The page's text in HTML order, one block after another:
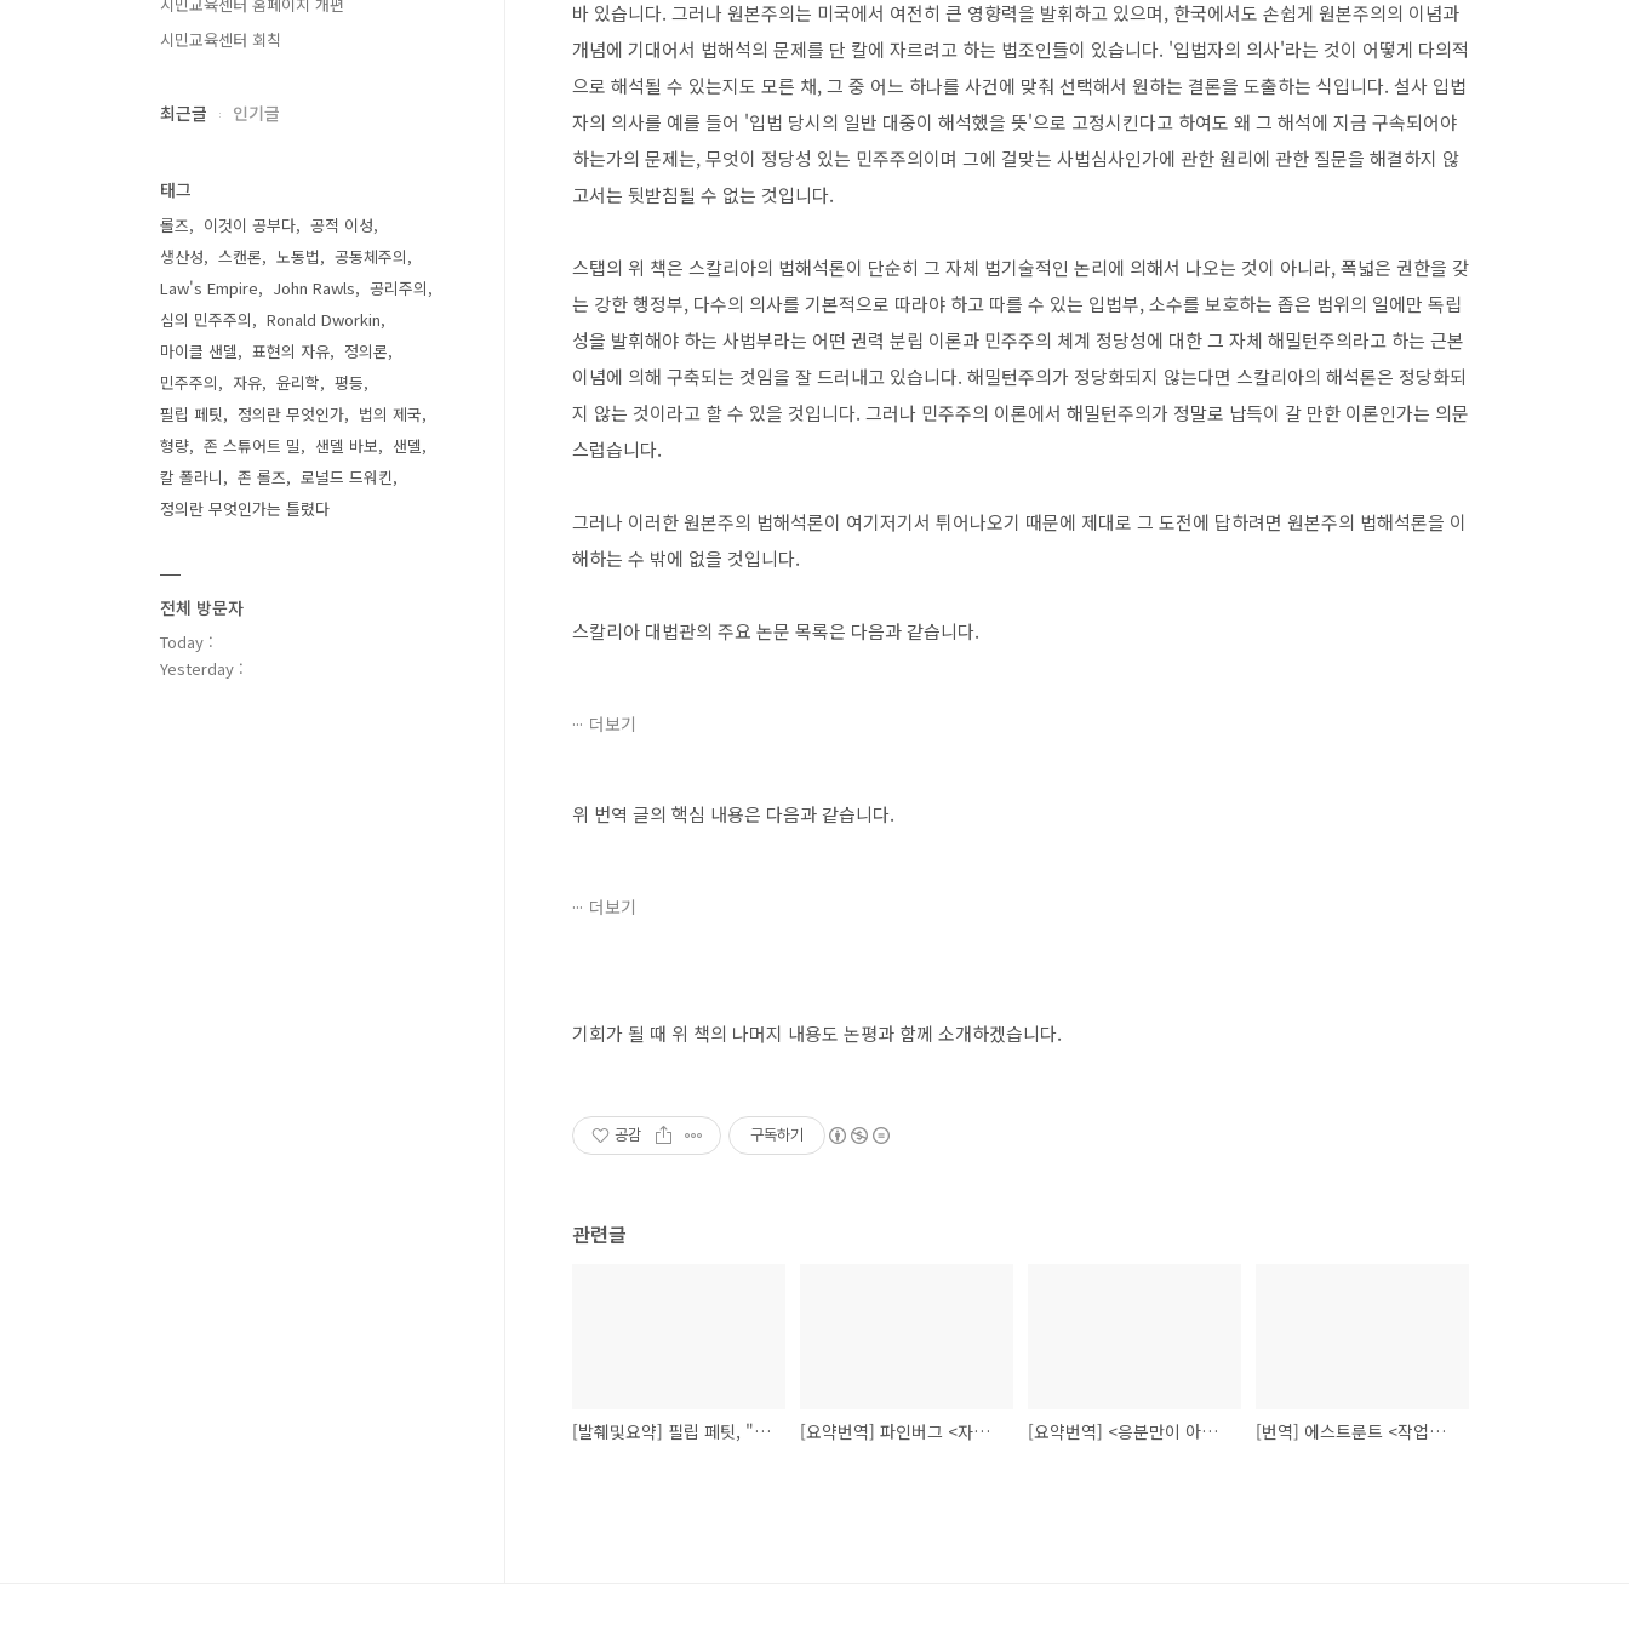
바 있습니다. 그러나 원본주의는 미국에서 여전히 큰 영향력을 발휘하고 있으며, 한국에서도 손쉽게 원본주의의 이념과
개념에 기대어서 법해석의 문제를 단 칼에 자르려고 하는 법조인들이 있습니다. '입법자의 의사'라는 것이 어떻게 다의적
으로 해석될 수 있는지도 모른 채, 그 중 어느 하나를 사건에 맞춰 선택해서 원하는 결론을 도출하는 식입니다. 설사 입법
자의 의사를 예를 들어 '입법 당시의 일반 대중이 해석했을 뜻'으로 고정시킨다고 하여도 왜 그 해석에 지금 구속되어야
하는가의 문제는, 무엇이 정당성 있는 민주주의이며 그에 걸맞는 사법심사인가에 관한 원리에 관한 질문을 해결하지 않
고서는 뒷받침될 수 없는 것입니다.
스탭의 위 책은 스칼리아의 법해석론이 단순히 그 자체 법기술적인 논리에 의해서 나오는 것이 아니라, 폭넓은 권한을 갖
는 강한 행정부, 다수의 의사를 기본적으로 따라야 하고 따를 수 있는 입법부, 소수를 보호하는 좁은 범위의 일에만 독립
성을 발휘해야 하는 사법부라는 어떤 권력 분립 이론과 민주주의 체계 정당성에 대한 그 자체 해밀턴주의라고 하는 근본
이념에 의해 구축되는 것임을 잘 드러내고 있습니다. 해밀턴주의가 정당화되지 않는다면 스칼리아의 해석론은 정당화되
지 않는 것이라고 할 수 있을 것입니다. 그러나 민주주의 이론에서 해밀턴주의가 정말로 납득이 갈 만한 이론인가는 의문
스럽습니다.
그러나 이러한 원본주의 법해석론이 여기저기서 튀어나오기 때문에 제대로 그 도전에 답하려면 원본주의 법해석론을 이
해하는 수 밖에 없을 것입니다.
스칼리아 대법관의 주요 논문 목록은 다음과 같습니다.
더보기
위 번역 글의 핵심 내용은 다음과 같습니다.
더보기
기회가 될 때 위 책의 나머지 내용도 논평과 함께 소개하겠습니다.
공감 구독하기
관련글
[발췌및요약] 필립 페팃, "반권력으로서의 자유" [요약번역] 파인버그 <자신에 대한 위해> [요약번역] <응분만이 아닌: 공화주의 형사사법 이론> - 필립 페팃, 존 브레이스 웨이트 [번역] 에스트룬트 <작업장 다시 공공관리하기(Regoverning the Workplace> 2, 9장
시민교육센터 회칙
최근글 인기글
태그
롤즈 이것이 공부다
공적 이성
생산성
스캔론 노동법
공동체주의
Law's Empire
John Rawls
공리주의
심의 민주주의
Ronald Dworkin
마이클 샌델
표현의 자유
정의론
민주주의
자유 윤리학
평등
필립 페팃
정의란 무엇인가
법의 제국
형량
존 스튜어트 밀 샌델 바보
샌델
칼 폴라니
존 롤즈
로널드 드워킨
정의란 무엇인가는 틀렸다
전체 방문자
Today :
Yesterday :